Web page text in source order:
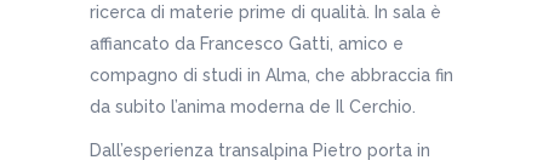
ricerca di materie prime di qualità. In sala è
affiancato da Francesco Gatti, amico e
compagno di studi in Alma, che abbraccia fin
da subito l’anima moderna de Il Cerchio.
Dall’esperienza transalpina Pietro porta in